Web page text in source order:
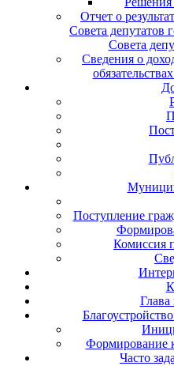
Отчет о
Совета депутатов
Совета
Сведения о
Поступление
Комиссия
Глава
Формирование
Часто